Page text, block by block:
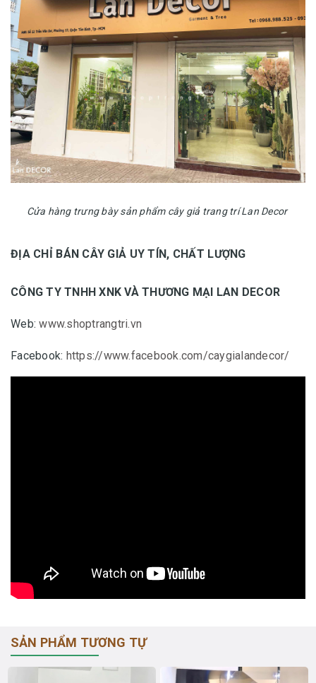
Cửa hàng trưng bày sản phẩm cây giả trang trí Lan Decor
ĐỊA CHỈ BÁN CÂY GIẢ UY TÍN, CHẤT LƯỢNG
CÔNG TY TNHH XNK VÀ THƯƠNG MẠI LAN DECOR
Web:www.shoptrangtri.vn
Facebook: https://www.facebook.com/caygialandecor/
SẢN PHẨM TƯƠNG TỰ